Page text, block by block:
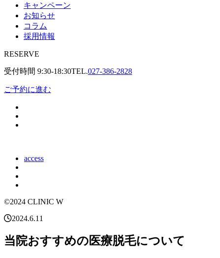
キャンペーン
お知らせ
コラム
採用情報
RESERVE
受付時間 9:30-18:30TEL.027-386-2828
ご予約に進む
access
©2024 CLINIC W
2024.6.11
当院おすすめの医療脱毛について